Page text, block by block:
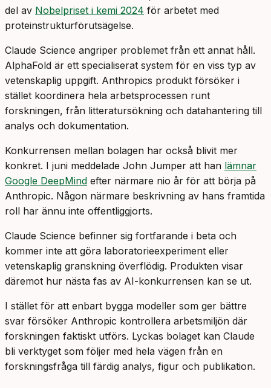
del av Nobelpriset i kemi 2024 för arbetet med
proteinstrukturförutsägelse.
Claude Science angriper problemet från ett annat håll.
AlphaFold är ett specialiserat system för en viss typ av
vetenskaplig uppgift. Anthropics produkt försöker i
stället koordinera hela arbetsprocessen runt
forskningen, från litteratursökning och datahantering till
analys och dokumentation.
Konkurrensen mellan bolagen har också blivit mer
konkret. I juni meddelade John Jumper att han lämnar
Google DeepMind efter närmare nio år för att börja på
Anthropic. Någon närmare beskrivning av hans framtida
roll har ännu inte offentliggjorts.
Claude Science befinner sig fortfarande i beta och
kommer inte att göra laboratorieexperiment eller
vetenskaplig granskning överflödig. Produkten visar
däremot hur nästa fas av AI-konkurrensen kan se ut.
I stället för att enbart bygga modeller som ger bättre
svar försöker Anthropic kontrollera arbetsmiljön där
forskningen faktiskt utförs. Lyckas bolaget kan Claude
bli verktyget som följer med hela vägen från en
forskningsfråga till färdig analys, figur och publikation.